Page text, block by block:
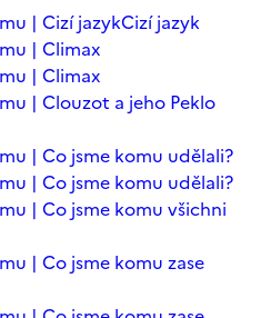
| Cizí jazykCizí jazyk
| Climax
| Climax
| Clouzot a jeho Peklo
| Co jsme komu udělali?
| Co jsme komu udělali?
| Co jsme komu všichni
| Co jsme komu zase